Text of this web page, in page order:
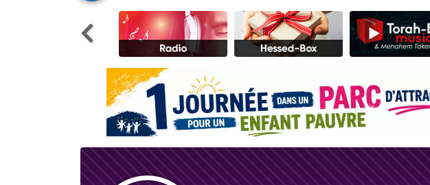
3 personnes viennent de faire un don
Il reste 49 places pour étudier en
2 personnes viennent de nous rejoindre sur
Il reste 49 places pour étudier en groupe
2 personnes viennent de nous rejoindre sur
6 personnes viennent de nous rejoindre sur
4 personnes viennent de faire un don
2 personnes viennent de faire un don